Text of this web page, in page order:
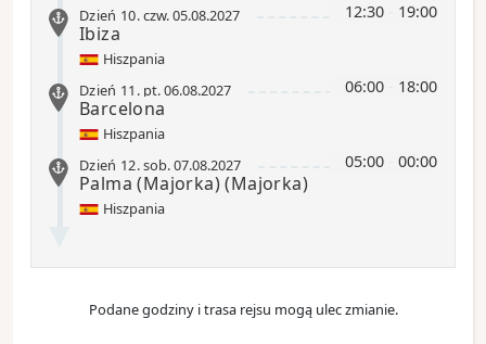
12:30 19:00
Dzień 10.czw.05.08.2027
Ibiza
Hiszpania
06:00 18:00
Dzień 11 . pt.06.08.2027
Barcelona
Hiszpania
05:00 00:00
Dzień 12.sob.07.08.2027
Palma (Majorka)(Majorka)
Hiszpania
Podane godziny i trasa rejsu mogą ulec zmianie.